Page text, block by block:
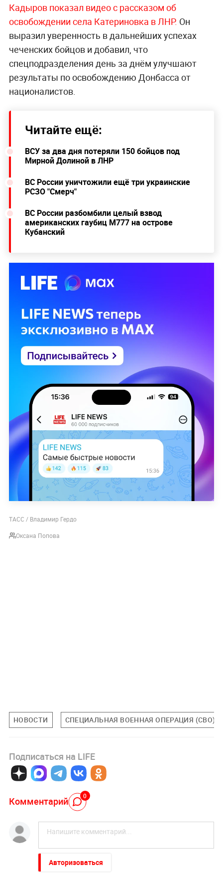
Кадыров показал видео с рассказом об
освобождении села Катериновка в ЛНР. Он
выразил уверенность в дальнейших успехах
чеченских бойцов и добавил, что
спецподразделения день за днём улучшают
результаты по освобождению Донбасса от
националистов.
Читайте ещё:
ВСУ за два дня потеряли 150 бойцов под
Мирной Долиной в ЛНР
ВС России уничтожили ещё три украинские
РСЗО "Смерч"
ВС России разбомбили целый взвод
американских гаубиц M777 на острове
Кубанский
ТАСС / Владимир Гердо
Оксана Попова
НОВОСТИ СПЕЦИАЛЬНАЯ ВОЕННАЯ ОПЕРАЦИЯ (СВО)
Подписаться на LIFE
Комментарий 0
Авторизоваться